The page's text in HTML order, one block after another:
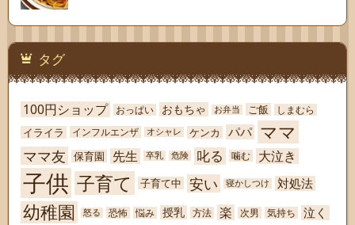
タグ
100円ショップ おっぱい おもちゃ お弁当 ご飯 しまむら
イライラ インフルエンザ オシャレ ケンカ パパ ママ
ママ友 保育園 先生 卒乳 危険 叱る 噛む 大泣き
子供 子育て 子育て中 安い 寝かしつけ 対処法
幼稚園 怒る 恐怖 悩み 授乳 方法 楽 次男 気持ち 泣く